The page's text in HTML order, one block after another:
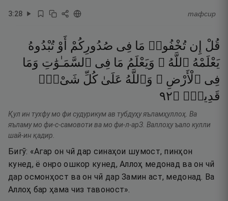
3:28 тафсир
قُلْ إِن تُخْفُوا۟ مَا فِى صُدُورِكُمْ أَوْ تُبْدُوهُ
يَعْلَمْهُ ٱللَّهُ ۗ وَيَعْلَمُ مَا فِى ٱلسَّمَـٰوَٰتِ وَمَا
فِى ٱلْأَرْضِ ۗ وَٱللَّهُ عَلَىٰ كُلِّ شَىْءٍۢ
قَدِيرٌۭ ۝٢٩
Қул ин тухфу мо фи судурикум ав тубдуҳу яъламҳуллоҳ. Ва
яъламу мо фи-с-самовоти ва мо фи-л-арЗ. Валлоҳу ъало кулли
шай-ин қадир.
Бигӯ: «Агар он чӣ дар синаҳои шумост, пинҳон
кунед, ё онро ошкор кунед, Аллоҳ медонад ва он чӣ
дар осмонҳост ва он чӣ дар Замин аст, медонад. Ва
Аллоҳ бар ҳама чиз тавоност».